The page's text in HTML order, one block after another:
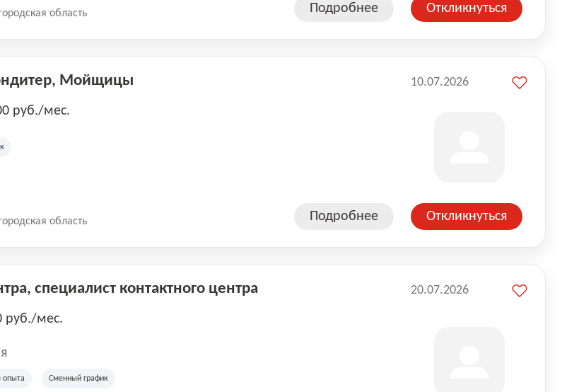
область Подробнее Откликнуться
Мойщицы
руб./мес.
область Подробнее
10.07.2026
Откликнуться
специалист контактного центра
руб./мес.
опыта Сменный график
20.07.2026